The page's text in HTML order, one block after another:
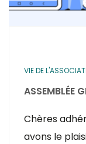
VIE DE
ASSEMBLÉE
Chères
avons le